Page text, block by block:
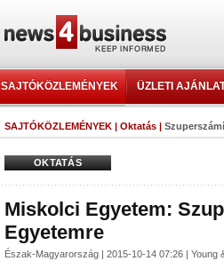
SAJTÓKÖZLEMÉNYEK ÜZLETI
SAJTÓKÖZLEMÉNYEK | Oktatás |
OKTATÁS
Miskolci Egyetem:
Egyetemre
Észak-Magyarország | 2015-10-14 07:26 | Young